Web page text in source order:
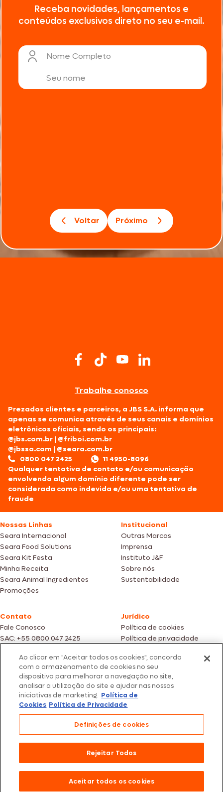
Receba novidades, lançamentos e
conteúdos exclusivos direto no seu e-mail.
Nome Completo
Voltar Próximo
Trabalhe conosco
Prezados clientes e parceiros, a JBS S.A. informa que
apenas se comunica através de seus canais e domínios
eletrônicos oficiais, sendo os principais:
@jbs.com.br |@friboi.com.br
@jbssa.com |@seara.com.br
0800 047 2425
11 4950-8096
Qualquer tentativa de contato e/ou comunicação
envolvendo algum domínio diferente pode ser
considerada como indevida e/ou uma tentativa de
fraude
Nossas Linhas
Seara Internacional
Seara Food Solutions
Seara Kit Festa
Minha Receita
Seara Animal Ingredientes
Promoções
Institucional
Outras Marcas
Imprensa
Instituto J&F
Sobre nós
Sustentabilidade
Contato
Fale Conosco
SAC: +55 0800 047 2425
Jurídico
Política de cookies
Política de privacidade
Fotos meramente ilustrativas | Ofertas válidas enquanto durarem os
estoques dos nossos parceiros | Vendas sujeitas a análise e confirmação
de dados.
Os preços, promoções e condições de pagamento são válidos
exclusivamente para compras efetuadas em nossos parceiros.
Todos os produtos estão sujeitos a disponibilidade de estoque.
São Paulo/SP – CEP 05.118-100
© 2026 Seara. Todos os direitos reservados
Ao clicar em "Aceitar todos os cookies", concorda
com o armazenamento de cookies no seu
dispositivo para melhorar a navegação no site,
analisar a utilização do site e ajudar nas nossas
iniciativas de marketing. Política de
Cookies Política de Privacidade
Definições de cookies
Rejeitar Todos
Aceitar todos os cookies